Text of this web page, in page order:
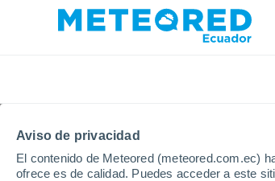
Aviso de privacidad
El contenido de Meteored (meteored.com.ec)
ofrece es de calidad. Puedes acceder a este